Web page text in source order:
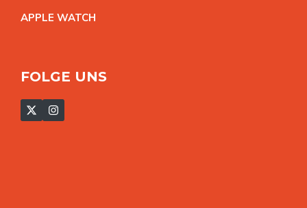
APPLE WATCH
FOLGE UNS